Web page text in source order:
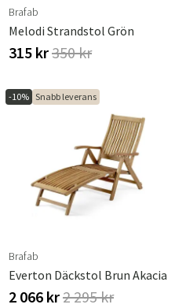
Danmark
Brafab
Melodi Strandstol Grön
315 kr350 kr
-10% Snabb leverans
Brafab
Everton Däckstol Brun Akacia
2 066 kr2 295 kr